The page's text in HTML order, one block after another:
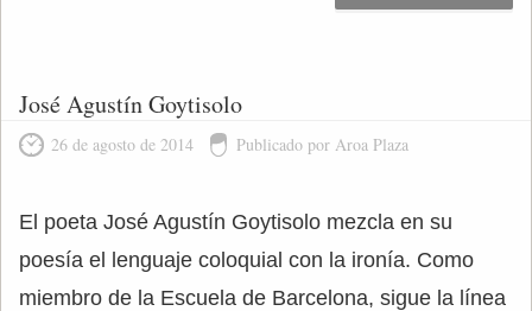
José Agustín Goytisolo
26 de agosto de 2014 Publicado por Aroa Plaza
El poeta José Agustín Goytisolo mezcla en su
poesía el lenguaje coloquial con la ironía. Como
miembro de la Escuela de Barcelona, sigue la línea